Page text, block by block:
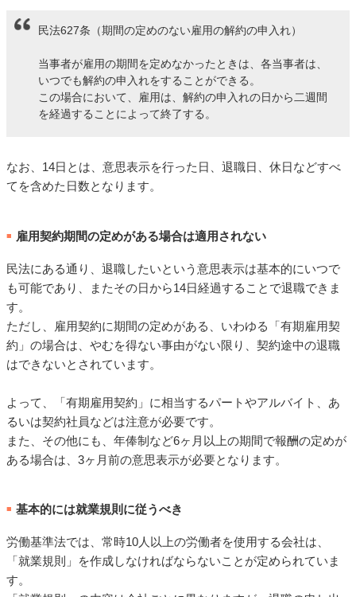
民法627条（期間の定めのない雇用の解約の申入れ）
当事者が雇用の期間を定めなかったときは、各当事者は、
いつでも解約の申入れをすることができる。
この場合において、雇用は、解約の申入れの日から二週間
を経過することによって終了する。
なお、14日とは、意思表示を行った日、退職日、休日などすべ
てを含めた日数となります。
■ 雇用契約期間の定めがある場合は適用されない
民法にある通り、退職したいという意思表示は基本的にいつで
も可能であり、またその日から14日経過することで退職できま
す。
ただし、雇用契約に期間の定めがある、いわゆる「有期雇用契
約」の場合は、やむを得ない事由がない限り、契約途中の退職
はできないとされています。
よって、「有期雇用契約」に相当するパートやアルバイト、あ
るいは契約社員などは注意が必要です。
また、その他にも、年俸制など6ヶ月以上の期間で報酬の定めが
ある場合は、3ヶ月前の意思表示が必要となります。
■ 基本的には就業規則に従うべき
労働基準法では、常時10人以上の労働者を使用する会社は、
「就業規則」を作成しなければならないことが定められていま
す。